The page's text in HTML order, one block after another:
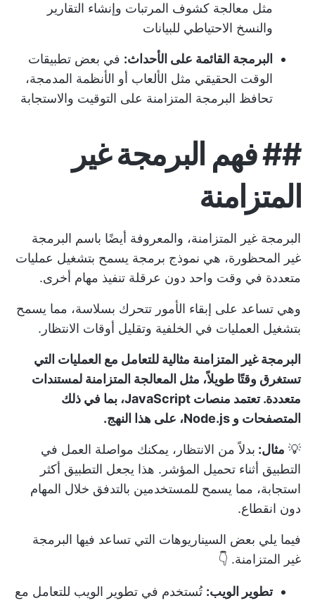
مثل معالجة كشوف المرتبات وإنشاء التقارير
والنسخ الاحتياطي للبيانات
البرمجة القائمة على الأحداث: في بعض تطبيقات
الوقت الحقيقي مثل الألعاب أو الأنظمة المدمجة،
تحافظ البرمجة المتزامنة على التوقيت والاستجابة
##فهم البرمجة غير
المتزامنة
البرمجة غير المتزامنة، والمعروفة أيضًا باسم البرمجة
غير المحظورة، هي نموذج برمجة يسمح بتشغيل عمليات
متعددة في وقت واحد دون عرقلة تنفيذ مهام أخرى.
وهي تساعد على إبقاء الأمور تتحرك بسلاسة، مما يسمح
بتشغيل العمليات في الخلفية وتقليل أوقات الانتظار.
البرمجة غير المتزامنة مثالية للتعامل مع العمليات التي
تستغرق وقتًا طويلاً، مثل المعالجة المتزامنة لمستندات
متعددة. تعتمد منصات JavaScript، بما في ذلك
المتصفحات و Node.js، على هذا النهج.
💡 مثال: بدلاً من الانتظار، يمكنك مواصلة العمل في
التطبيق أثناء تحميل المؤشر. هذا يجعل التطبيق أكثر
استجابة، مما يسمح للمستخدمين بالتدفق خلال المهام
دون انقطاع.
فيما يلي بعض السيناريوهات التي تساعد فيها البرمجة
غير المتزامنة. 👇
تطوير الويب: تُستخدم في تطوير الويب للتعامل مع